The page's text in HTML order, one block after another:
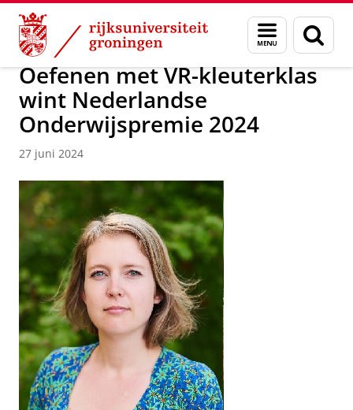
Skip
Content
Skip
Navigation
Menu
en
zoeken
Over ons Actueel Nieuws
Oefenen met VR-kleuterklas
wint Nederlandse
Onderwijspremie 2024
27 juni 2024